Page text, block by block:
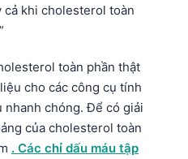
cả khi cholesterol toàn
toàn phần thật
cho các công cụ tính
nhanh chóng. Để có giải
của cholesterol toàn
. Các chỉ dấu máu tập